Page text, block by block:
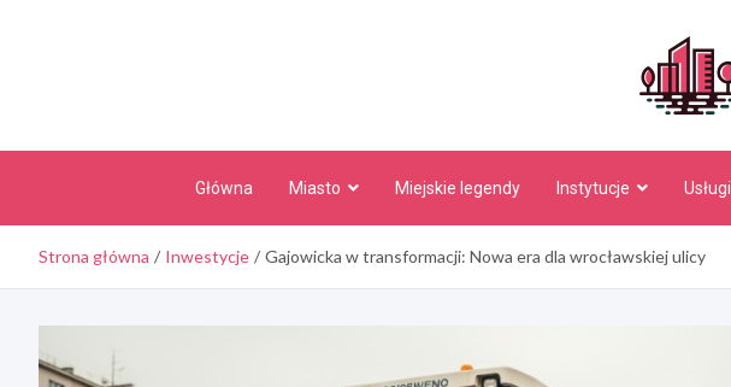
Główna Miasto Miejskie legendy Instytucje Usługi
Strona główna Inwestycje Gajowicka w transformacji: Nowa era dla wrocławskiej ulicy